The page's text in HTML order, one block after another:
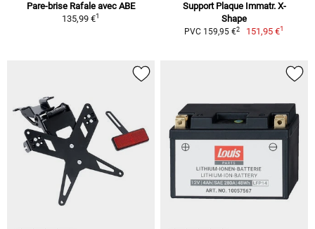
Pare-brise Rafale avec ABE
135,99 €1
Support Plaque Immatr. X-
Shape
PVC 159,95 €2 151,95 €1